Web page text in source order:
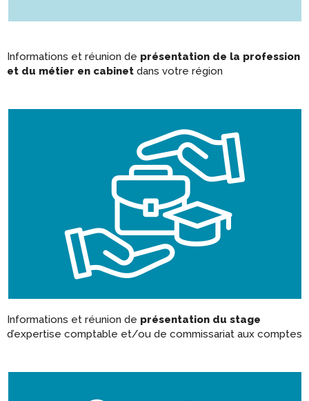
Informations et réunion de présentation de la profession
et du métier en cabinet dans votre région
Informations et réunion de présentation du stage
d’expertise comptable et/ou de commissariat aux comptes